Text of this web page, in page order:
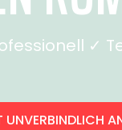
✓
UNVERBINDLICH